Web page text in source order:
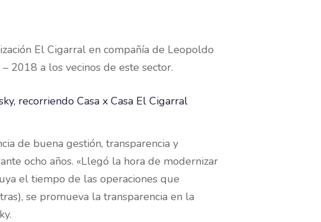
El Cigarral en compañía de Leopoldo
2018 a los vecinos de este sector.
de buena gestión, transparencia y
ocho años. «Llegó la hora de modernizar
el tiempo de las operaciones que
se promueva la transparencia en la